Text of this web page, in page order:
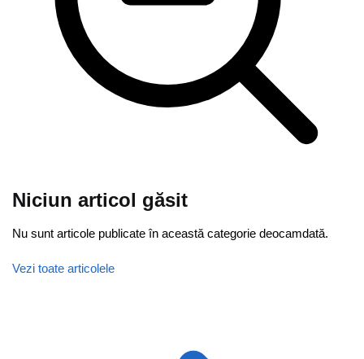
Niciun articol găsit
Nu sunt articole publicate în această categorie deocamdată.
Vezi toate articolele